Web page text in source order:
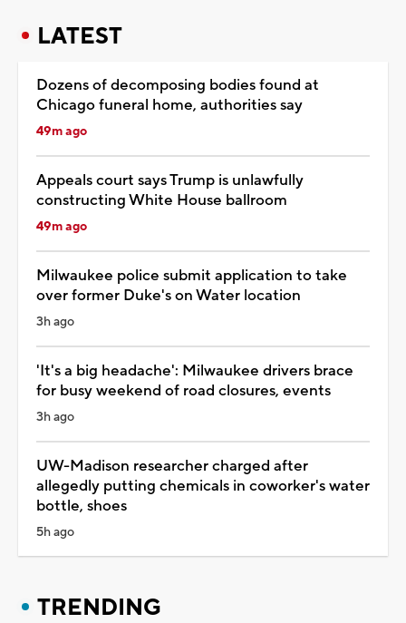
LATEST
Dozens of decomposing bodies found at
Chicago funeral home, authorities say
49m ago
Appeals court says Trump is unlawfully
constructing White House ballroom
49m ago
Milwaukee police submit application to take
over former Duke's on Water location
3h ago
'It's a big headache': Milwaukee drivers brace
for busy weekend of road closures, events
3h ago
UW-Madison researcher charged after
allegedly putting chemicals in coworker's water
bottle, shoes
5h ago
TRENDING